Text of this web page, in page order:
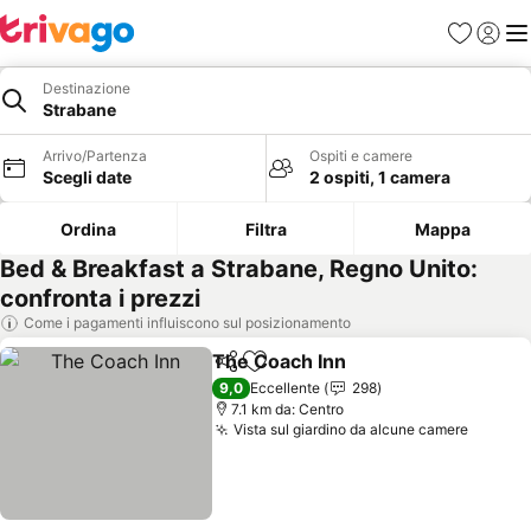
PreferitiAccedi
Destinazione
Strabane
Arrivo/Partenza
Scegli date
Ospiti e camere
2 ospiti, 1 camera
Ordina Filtra Mappa
Bed & Breakfast a Strabane, Regno Unito:
confronta i prezzi
Come i pagamenti influiscono sul posizionamento
CondividiAggiungi ai preferiti
The Coach Inn
9,0 Eccellente
298
7.1 km da: Centro
Vista sul giardino da alcune camere